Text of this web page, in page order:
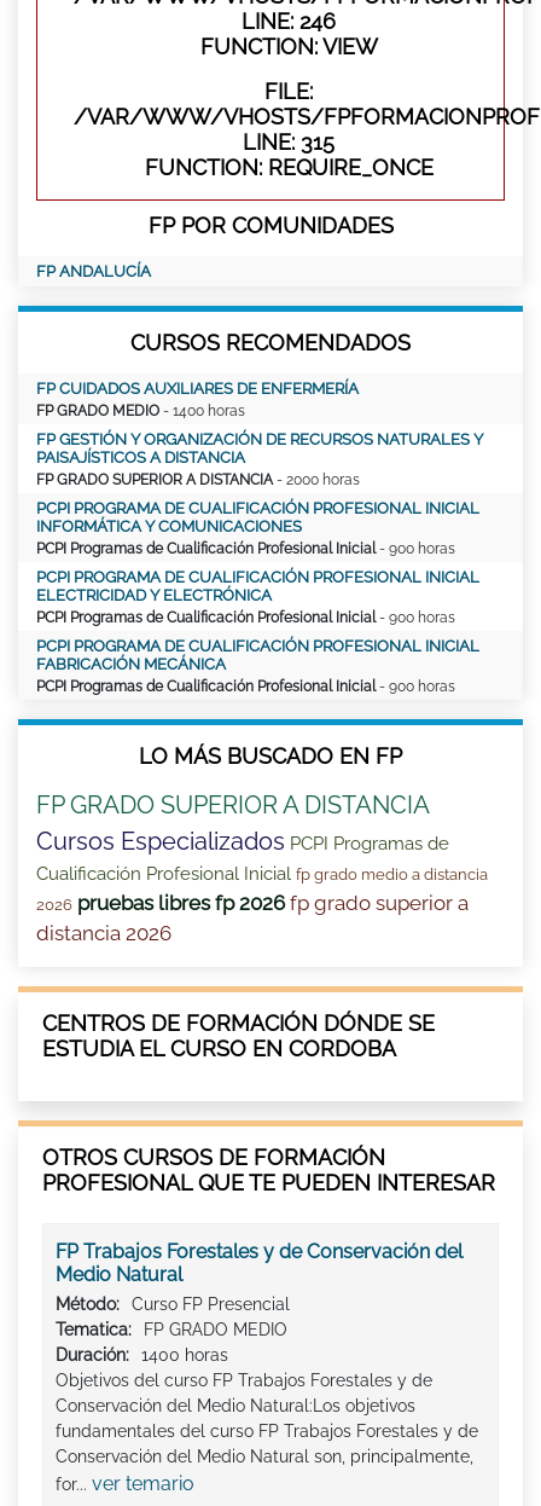
LINE: 246
FUNCTION: VIEW
FILE:
/VAR/WWW/VHOSTS/
LINE: 315
FUNCTION: REQUIRE_ONCE
FP POR COMUNIDADES
FP ANDALUCÍA
CURSOS RECOMENDADOS
FP CUIDADOS AUXILIARES DE ENFERMERÍA
FP GRADO MEDIO - 1400 horas
FP GESTIÓN Y ORGANIZACIÓN DE RECURSOS NATURALES Y
PAISAJÍSTICOS A DISTANCIA
FP GRADO SUPERIOR A DISTANCIA - 2000 horas
PCPI PROGRAMA DE CUALIFICACIÓN PROFESIONAL INICIAL
INFORMÁTICA Y COMUNICACIONES
PCPI Programas de Cualificación Profesional Inicial- 900 horas
PCPI PROGRAMA DE CUALIFICACIÓN PROFESIONAL INICIAL
ELECTRICIDAD Y ELECTRÓNICA
PCPI Programas de Cualificación Profesional Inicial- 900 horas
PCPI PROGRAMA DE CUALIFICACIÓN PROFESIONAL INICIAL
FABRICACIÓN MECÁNICA
PCPI Programas de Cualificación Profesional Inicial- 900 horas
LO MÁS BUSCADO EN FP
FP GRADO SUPERIOR A DISTANCIA
Cursos Especializados PCPI Programas de
Cualificación Profesional Inicial fp grado medio a distancia
2026 pruebas libres fp 2026 fp grado superior a
distancia 2026
CENTROS DE FORMACIÓN DÓNDE SE
ESTUDIA EL CURSO EN CORDOBA
OTROS CURSOS DE FORMACIÓN
PROFESIONAL QUE TE PUEDEN INTERESAR
FP Trabajos Forestales y de Conservación del
Medio Natural
Método:
Curso FP Presencial
Tematica:
FP GRADO MEDIO
Duración:
1400 horas
Objetivos del curso FP Trabajos Forestales y de
Conservación del Medio Natural:Los objetivos
fundamentales del curso FP Trabajos Forestales y de
Conservación del Medio Natural son, principalmente,
for... ver temario